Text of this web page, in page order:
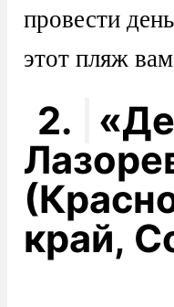
провести
этот пляж
2.
край,